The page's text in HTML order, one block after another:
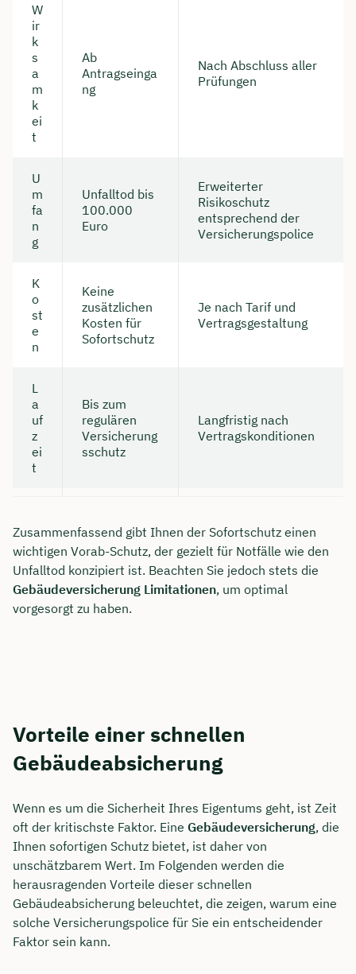
W
ir
k
s
a
m
k
ei
t
Ab
Antragseinga
ng
Nach Abschluss aller
Prüfungen
U
m
fa
n
g
Unfalltod bis
100.000
Euro
Erweiterter
Risikoschutz
entsprechend der
Versicherungspolice
K
o
st
e
n
Keine
zusätzlichen
Kosten für
Sofortschutz
Je nach Tarif und
Vertragsgestaltung
L
a
uf
z
ei
t
Bis zum
regulären
Versicherung
sschutz
Langfristig nach
Vertragskonditionen
Zusammenfassend gibt Ihnen der Sofortschutz einen
wichtigen Vorab-Schutz, der gezielt für Notfälle wie den
Unfalltod konzipiert ist. Beachten Sie jedoch stets die
Gebäudeversicherung Limitationen, um optimal
vorgesorgt zu haben.
Vorteile einer schnellen
Gebäudeabsicherung
Wenn es um die Sicherheit Ihres Eigentums geht, ist Zeit
oft der kritischste Faktor. Eine Gebäudeversicherung, die
Ihnen sofortigen Schutz bietet, ist daher von
unschätzbarem Wert. Im Folgenden werden die
herausragenden Vorteile dieser schnellen
Gebäudeabsicherung beleuchtet, die zeigen, warum eine
solche Versicherungspolice für Sie ein entscheidender
Faktor sein kann.